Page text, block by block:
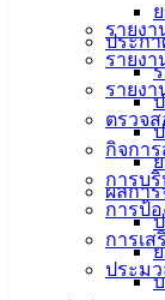
ประก
ผลกา
รายงา
รายง
รายง
ตรวจ
กิจกา
การบ
การป้
การเ
ประม
เทศบาลเมือง
อ่างศิลา 90/338
ม.3 ต.เสม็ด
อ.เมือง จ.ชลบุรี
038-
142-100-104
บริการ